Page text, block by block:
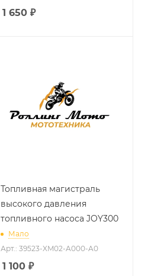
1 650₽
Топливная магистраль
высокого давления
топливного насоса JOY300
Мало
Арт.: 39523-XM02-A000-A0
1 100₽